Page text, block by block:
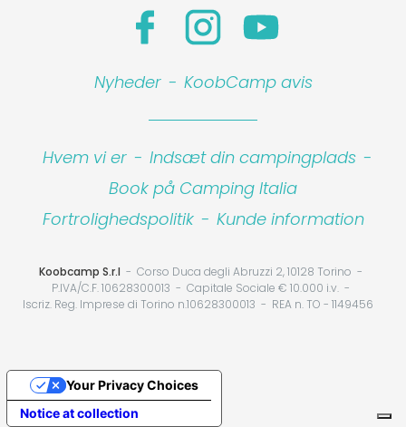
Nyheder - KoobCamp avis
Hvem vi er - Indsæt din campingplads -
Book på Camping Italia
Fortrolighedspolitik - Kunde information
Koobcamp S.r.l
Corso Duca degli Abruzzi 2, 10128 Torino
P.IVA/C.F. 10628300013
Capitale Sociale € 10.000 i.v.
Iscriz. Reg. Imprese di Torino n.10628300013
REA n. TO - 1149456
Notice at collection
Your Privacy Choices